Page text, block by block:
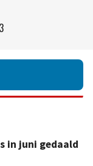
in juni gedaald